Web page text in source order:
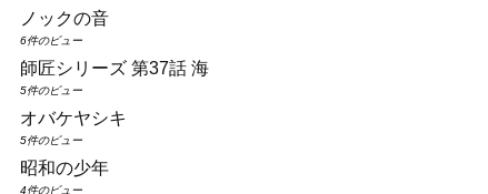
ノックの音
6件のビュー
師匠シリーズ 第37話 海
5件のビュー
オバケヤシキ
5件のビュー
昭和の少年
4件のビュー